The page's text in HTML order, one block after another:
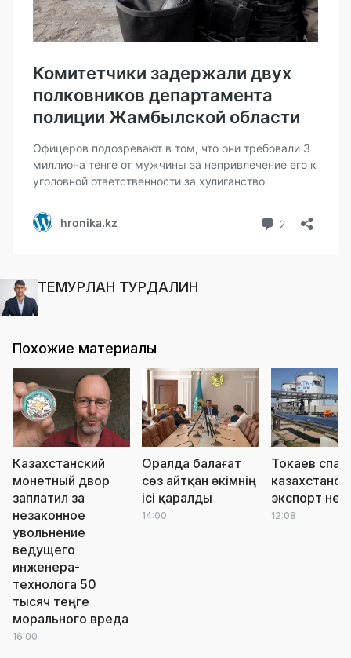
ТЕМУРЛАН ТУРДАЛИН
Похожие материалы
Казахстанский
монетный двор
заплатил за
незаконное
увольнение
ведущего
инженера-
технолога 50
тысяч теңге
морального вреда
16:00
Оралда балағат
сөз айтқан әкімнің
ісі қаралды
14:00
Токаев спас
экспорт
12:08